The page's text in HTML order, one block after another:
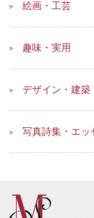
絵画・工芸
趣味・実用
デザイン・建築
写真詩集・エッ